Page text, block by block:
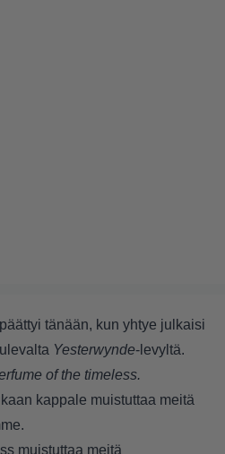
tänään, kun yhtye julkaisi
Yesterwynde-levyltä.
of the timeless.
kappale muistuttaa meitä
muistuttaa meitä